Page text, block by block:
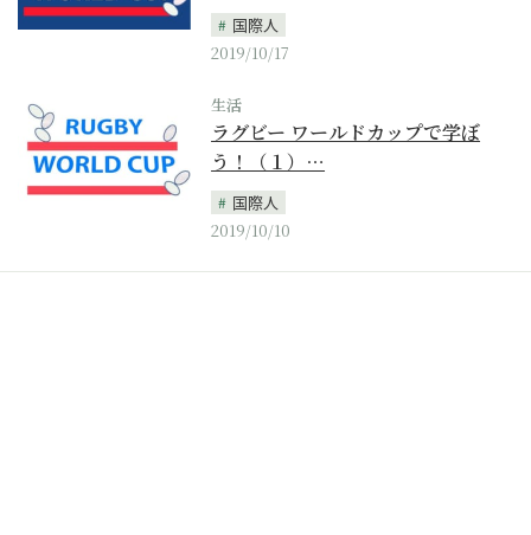
国際人
2019/10/17
生活
ラグビー ワールドカップで学ぼ
う！（１）…
国際人
2019/10/10